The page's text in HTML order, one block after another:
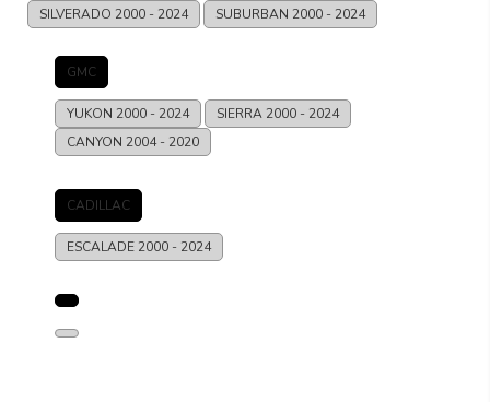
SILVERADO 2000 - 2024 SUBURBAN 2000 - 2024
GMC
YUKON 2000 - 2024 SIERRA 2000 - 2024
CANYON 2004 - 2020
CADILLAC
ESCALADE 2000 - 2024